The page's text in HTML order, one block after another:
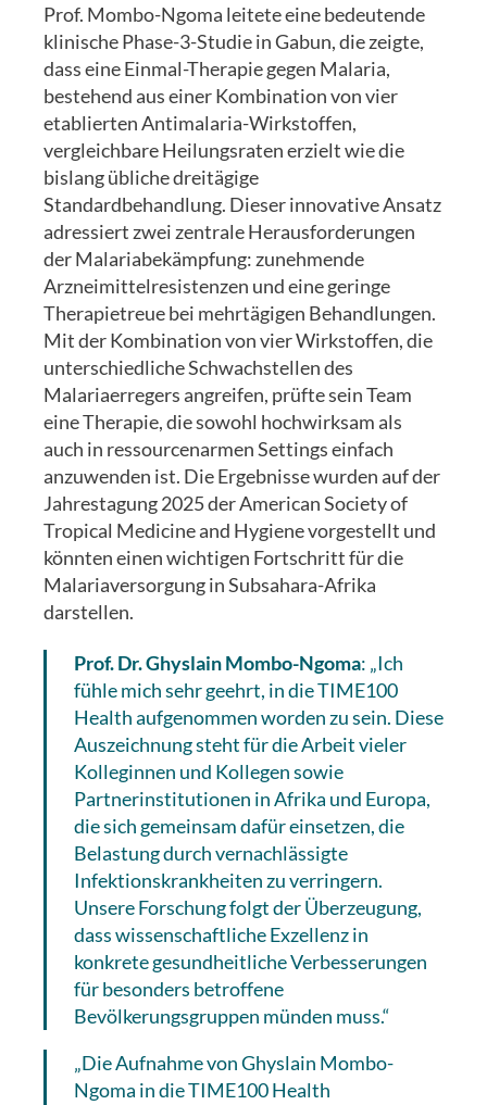
Prof. Mombo-Ngoma leitete eine bedeutende
klinische Phase-3-Studie in Gabun, die zeigte,
dass eine Einmal-Therapie gegen Malaria,
bestehend aus einer Kombination von vier
etablierten Antimalaria-Wirkstoffen,
vergleichbare Heilungsraten erzielt wie die
bislang übliche dreitägige
Standardbehandlung. Dieser innovative Ansatz
adressiert zwei zentrale Herausforderungen
der Malariabekämpfung: zunehmende
Arzneimittelresistenzen und eine geringe
Therapietreue bei mehrtägigen Behandlungen.
Mit der Kombination von vier Wirkstoffen, die
unterschiedliche Schwachstellen des
Malariaerregers angreifen, prüfte sein Team
eine Therapie, die sowohl hochwirksam als
auch in ressourcenarmen Settings einfach
anzuwenden ist. Die Ergebnisse wurden auf der
Jahrestagung 2025 der American Society of
Tropical Medicine and Hygiene vorgestellt und
könnten einen wichtigen Fortschritt für die
Malariaversorgung in Subsahara-Afrika
darstellen.
Prof. Dr. Ghyslain Mombo-Ngoma: „Ich
fühle mich sehr geehrt, in die TIME100
Health aufgenommen worden zu sein. Diese
Auszeichnung steht für die Arbeit vieler
Kolleginnen und Kollegen sowie
Partnerinstitutionen in Afrika und Europa,
die sich gemeinsam dafür einsetzen, die
Belastung durch vernachlässigte
Infektionskrankheiten zu verringern.
Unsere Forschung folgt der Überzeugung,
dass wissenschaftliche Exzellenz in
konkrete gesundheitliche Verbesserungen
für besonders betroffene
Bevölkerungsgruppen münden muss.“
„Die Aufnahme von Ghyslain Mombo-
Ngoma in die TIME100 Health